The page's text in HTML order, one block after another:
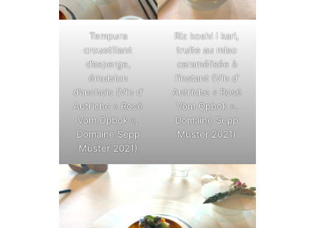
Tempura
croustillant
d’asperge,
émulsion
d’anchois (Vin d’
Autriche « Rosé
Vom Opbok »,
Domaine Sepp
Muster 2021)
Riz koshi i kari,
truite au miso
caramélisée à
l’instant (Vin d’
Autriche « Rosé
Vom Opbok »,
Domaine Sepp
Muster 2021)